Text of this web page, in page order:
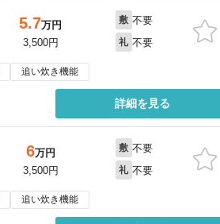
5.7万円
3,500円
敷 不要
礼 不要
追い炊き機能
詳細を見る
6万円
3,500円
敷 不要
礼 不要
追い炊き機能